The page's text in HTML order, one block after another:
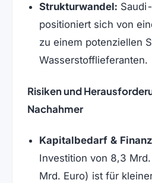
Strukturwandel:
positioniert sich von
zu einem potenziellen
Wasserstofflieferanten.
Risiken und
Nachahmer
Kapitalbedarf &
Investition von 8,3
Mrd. Euro) ist für